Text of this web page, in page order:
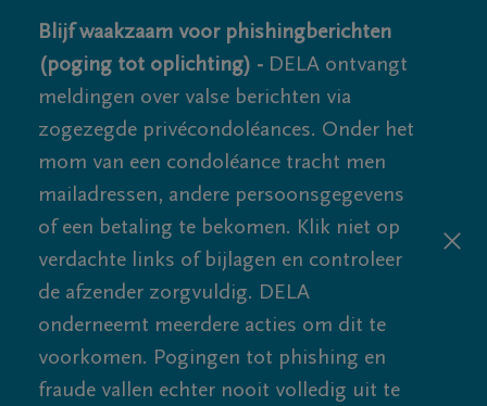
Blijf waakzaam voor phishingberichten
(poging tot oplichting) - DELA ontvangt
meldingen over valse berichten via
zogezegde privécondoléances. Onder het
mom van een condoléance tracht men
mailadressen, andere persoonsgegevens
of een betaling te bekomen. Klik niet op
verdachte links of bijlagen en controleer
de afzender zorgvuldig. DELA
onderneemt meerdere acties om dit te
voorkomen. Pogingen tot phishing en
fraude vallen echter nooit volledig uit te